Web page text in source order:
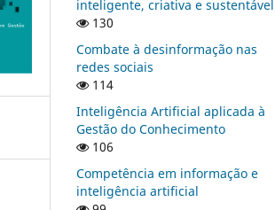
inteligente, criativa e sustentável
130
Combate à desinformação nas
redes sociais
114
Inteligência Artificial aplicada à
Gestão do Conhecimento
106
Competência em informação e
inteligência artificial